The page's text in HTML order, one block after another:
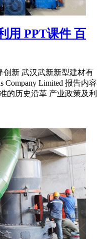
用 PPT课件 百
创新 武汉武新新型建材有
Company Limited 报告内容
的历史沿革 产业政策及利